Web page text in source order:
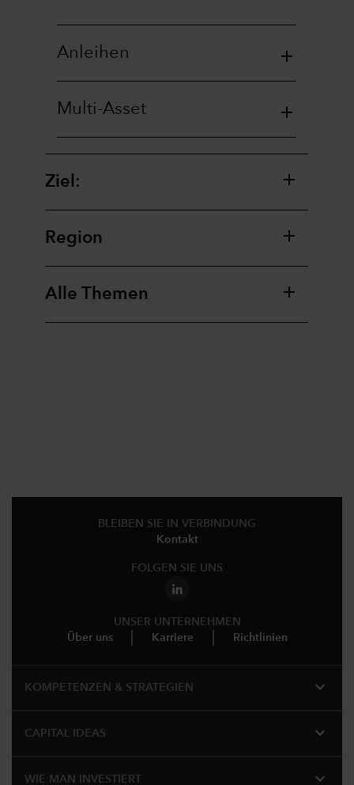
Anleihen
Multi-Asset
Ziel:
Region
Alle Themen
BLEIBEN SIE IN VERBINDUNG
Kontakt
FOLGEN SIE UNS
UNSER UNTERNEHMEN
Über uns
Karriere Richtlinien
KOMPETENZEN & STRATEGIEN expand_more
CAPITAL IDEAS expand_more
WIE MAN INVESTIERT expand_more